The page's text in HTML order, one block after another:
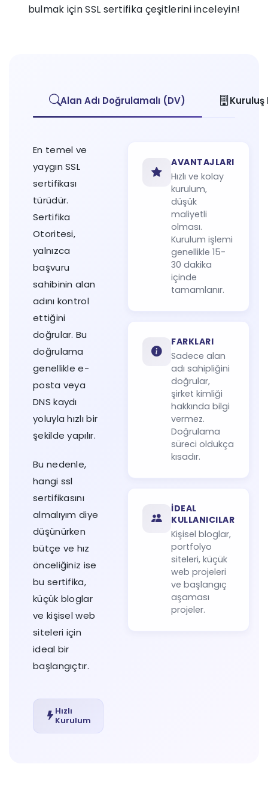
bulmak için SSL sertifika çeşitlerini inceleyin!
Alan Adı Doğrulamalı (DV)
En temel ve
yaygın SSL
sertifikası
türüdür.
Sertifika
Otoritesi,
yalnızca
başvuru
sahibinin alan
adını kontrol
ettiğini
doğrular. Bu
doğrulama
genellikle e-
posta veya
DNS kaydı
yoluyla hızlı bir
şekilde yapılır.
Bu nedenle,
hangi ssl
sertifikasını
almalıyım diye
düşünürken
bütçe ve hız
önceliğiniz ise
bu sertifika,
küçük bloglar
ve kişisel web
siteleri için
ideal bir
başlangıçtır.
Hızlı
Kurulum
AVANTAJLARI
Hızlı ve kolay
kurulum,
düşük
maliyetli
olması.
Kurulum işlemi
genellikle 15-
30 dakika
içinde
tamamlanır.
FARKLARI
Sadece alan
adı sahipliğini
doğrular,
şirket kimliği
hakkında bilgi
vermez.
Doğrulama
süreci oldukça
kısadır.
İDEAL
KULLANICILAR
Kişisel bloglar,
portfolyo
siteleri, küçük
web projeleri
ve başlangıç
aşaması
projeler.